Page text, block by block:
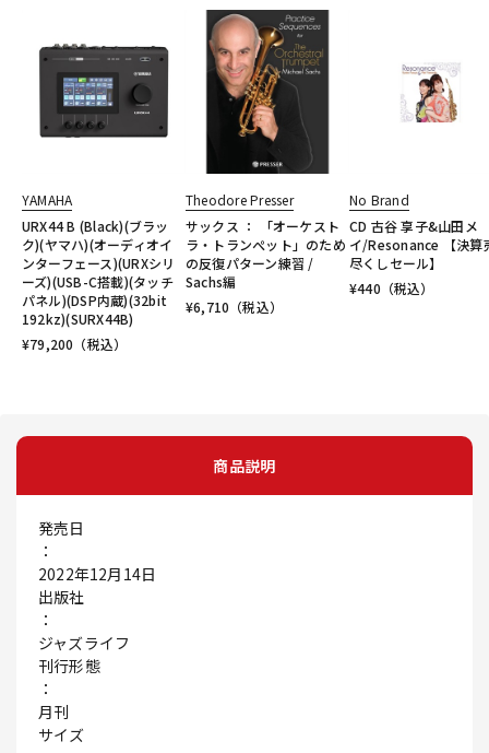
YAMAHA
URX44 B (Black)(ブラッ
ク)(ヤマハ)(オーディオイ
ンターフェース)(URXシリ
ーズ)(USB-C搭載)(タッチ
パネル)(DSP内蔵)(32bit
192kz)(SURX44B)
¥79,200 （税込）
Theodore Presser
サックス ： 「オーケスト
ラ・トランぺット」のため
の反復パターン練習 /
Sachs編
¥6,710 （税込）
No Brand
CD 古谷 享子&山田メ
イ/Resonance 【決算
尽くしセール】
¥440 （税込）
商品説明
発売日
：
2022年12月14日
出版社
：
ジャズライフ
刊行形態
：
月刊
サイズ